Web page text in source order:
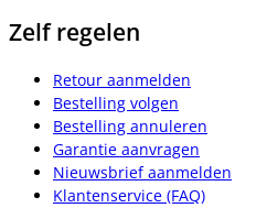
Zelf regelen
Retour aanmelden
Bestelling volgen
Bestelling annuleren
Garantie aanvragen
Nieuwsbrief aanmelden
Klantenservice (FAQ)